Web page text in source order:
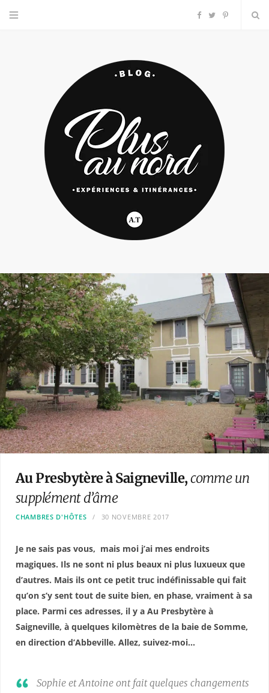
F P
Au Presbytère à Saigneville,comme un
supplément d’âme
CHAMBRES D'HÔTES 30 NOVEMBRE 2017
Je ne sais pas vous, mais moi j’ai mes endroits
magiques. Ils ne sont ni plus beaux ni plus luxueux que
d’autres. Mais ils ont ce petit truc indéfinissable qui fait
qu’on s’y sent tout de suite bien, en phase, vraiment à sa
place. Parmi ces adresses, il y a Au Presbytère à
Saigneville, à quelques kilomètres de la baie de Somme,
en direction d’Abbeville. Allez, suivez-moi…
Sophie et Antoine ont fait quelques changements